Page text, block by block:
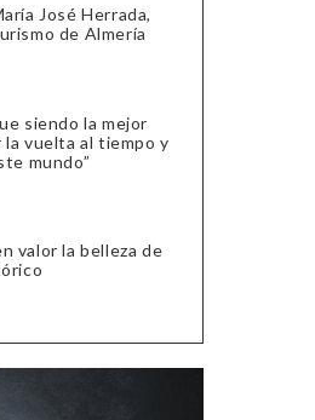
José Herrada,
de Almería
siendo la mejor
la vuelta al tiempo y
mundo”
valor la belleza de